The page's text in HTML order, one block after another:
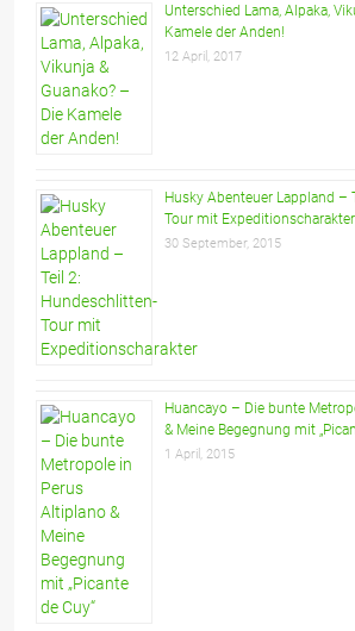
Unterschied Lama, Alpaka,
Kamele der Anden!
12 April, 2017
Husky Abenteuer Lappland –
Tour mit Expeditionscharakter
30 September, 2015
Huancayo – Die bunte
& Meine Begegnung mit
1 April, 2015